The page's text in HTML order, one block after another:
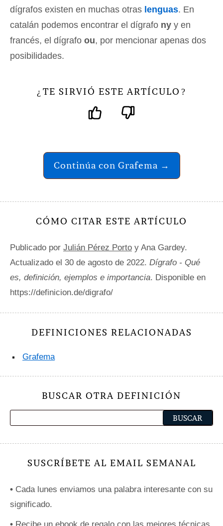
dígrafos existen en muchas otras lenguas. En
catalán podemos encontrar el dígrafo ny y en
francés, el dígrafo ou, por mencionar apenas dos
posibilidades.
¿ TE SIRVIÓ ESTE ARTÍCULO ?
Continúa con Grafema →
CÓMO CITAR ESTE ARTÍCULO
Publicado por Julián Pérez Porto y Ana Gardey.
Actualizado el 30 de agosto de 2022. Dígrafo - Qué
es, definición, ejemplos e importancia. Disponible en
https://definicion.de/digrafo/
DEFINICIONES RELACIONADAS
Grafema
BUSCAR OTRA DEFINICIÓN
SUSCRÍBETE AL EMAIL SEMANAL
• Cada lunes enviamos una palabra interesante con su
significado.
• Recibe un ebook de regalo con las mejores técnicas